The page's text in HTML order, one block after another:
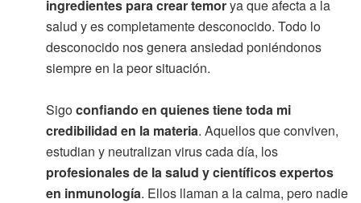
ingredientes para crear temorya que afecta a la
salud y es completamente desconocido. Todo lo
desconocido nos genera ansiedad poniéndonos
siempre en la peor situación.
Sigoconfiando en quienes tiene toda mi
credibilidad en la materia. Aquellos que conviven,
estudian y neutralizan virus cada día, los
profesionales de la salud y científicos expertos
en inmunología. Ellos llaman a la calma, pero nadie